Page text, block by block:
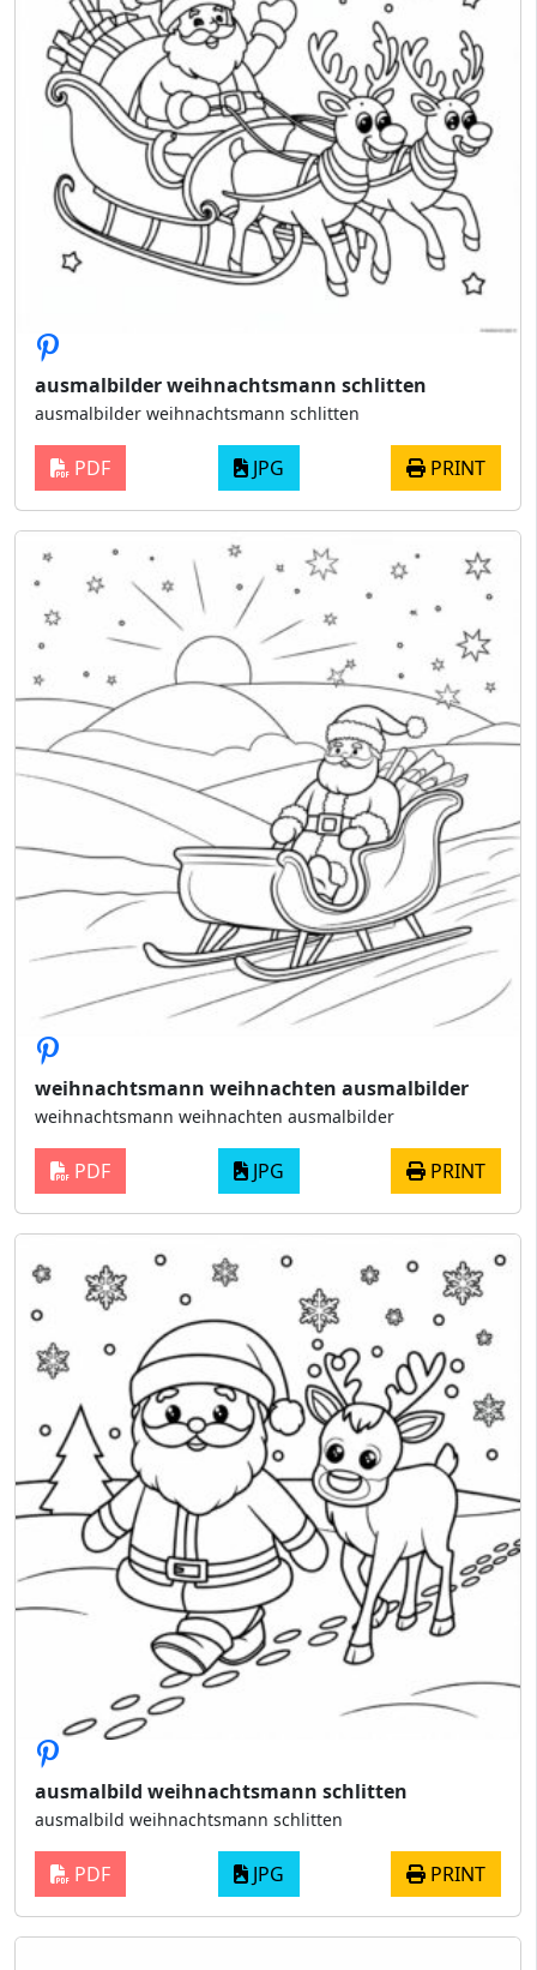
ausmalbilder weihnachtsmann schlitten
ausmalbilder weihnachtsmann schlitten
PDF JPG PRINT
weihnachtsmann weihnachten ausmalbilder
weihnachtsmann weihnachten ausmalbilder
PDF JPG PRINT
ausmalbild weihnachtsmann schlitten
ausmalbild weihnachtsmann schlitten
PDF JPG PRINT